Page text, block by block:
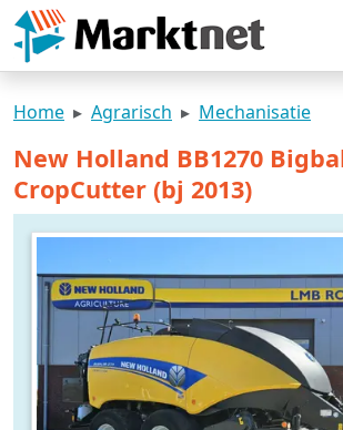
Home Agrarisch Mechanisatie
New Holland BB1270
CropCutter (bj 2013)